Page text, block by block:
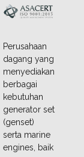
Perusahaan
dagang yang
menyediakan
berbagai
kebutuhan
generator set
(genset)
serta marine
engines, baik